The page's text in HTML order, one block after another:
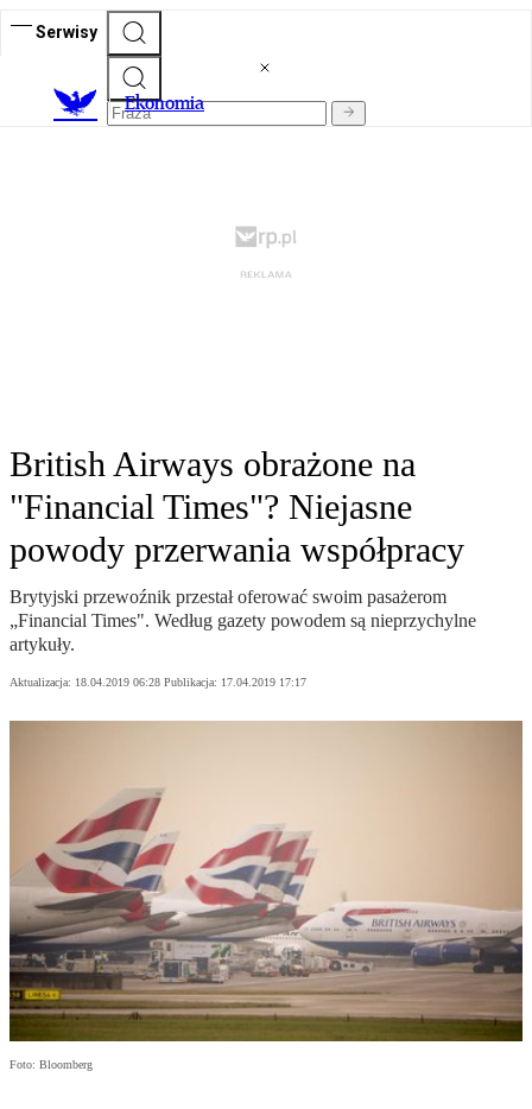
Serwisy
Ekonomia
British Airways obrażone na
"Financial Times"? Niejasne
powody przerwania współpracy
Brytyjski przewoźnik przestał oferować swoim pasażerom
„Financial Times". Według gazety powodem są nieprzychylne
artykuły.
Aktualizacja: 18.04.2019 06:28 Publikacja: 17.04.2019 17:17
Foto: Bloomberg